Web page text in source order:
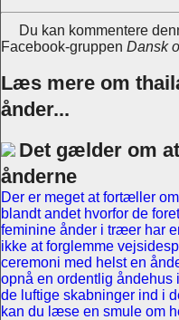
Du kan kommentere
Facebook-gruppen Dansk
Læs mere om
ånder...
Det gælder om
ånderne
Der er meget at fortæller
blandt andet hvorfor de
feminine ånder i træer har
ikke at forglemme
ceremoni med helst en
opnå en ordentlig
de luftige skabninger ind i
kan du læse en smule om